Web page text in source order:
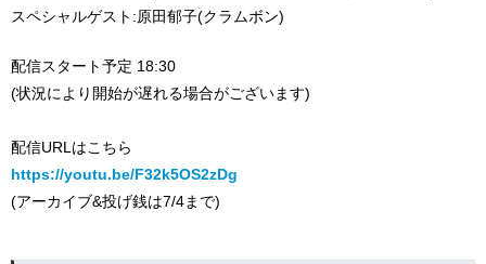
スペシャルゲスト:原田郁子(クラムボン)
配信スタート予定 18:30
(状況により開始が遅れる場合がございます)
配信URLはこちら
https://youtu.be/F32k5OS2zDg
(アーカイブ&投げ銭は7/4まで)